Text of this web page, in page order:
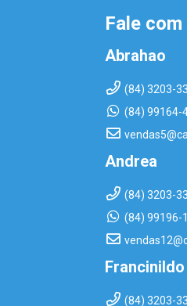
Fale
Abrahao
(84) 3203-
(84) 99164-
Andrea
(84) 3203-
(84) 99196-
Francinildo
(84) 3203-